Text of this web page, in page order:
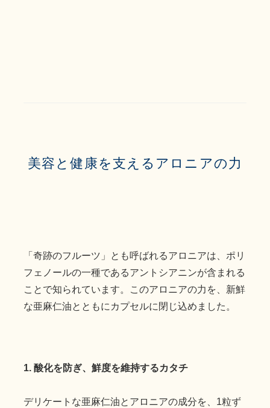
美容と健康を支えるアロニアの力
「奇跡のフルーツ」とも呼ばれるアロニアは、ポリ
フェノールの一種であるアントシアニンが含まれる
ことで知られています。このアロニアの力を、新鮮
な亜麻仁油とともにカプセルに閉じ込めました。
1. 酸化を防ぎ、鮮度を維持するカタチ
デリケートな亜麻仁油とアロニアの成分を、1粒ず